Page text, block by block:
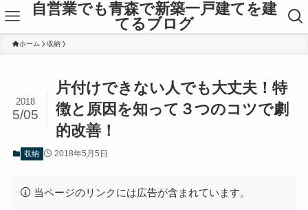
自営業でも青森で新築一戸建てを建
てるブログ
ホーム 収納
片付けできない人でも大丈夫！特
徴と原因を知って３つのコツで劇
的改善！
2018
5/05
収納 2018年5月5日
当ページのリンクには広告が含まれています。